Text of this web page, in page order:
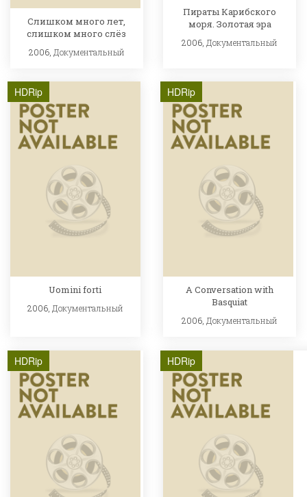
Слишком много лет,
слишком много слёз
2006, Документальный
Пираты Карибского
моря. Золотая эра
2006, Документальный
HDRip
Uomini forti
2006, Документальный
HDRip
A Conversation with
Basquiat
2006,Документальный
HDRip HDRip